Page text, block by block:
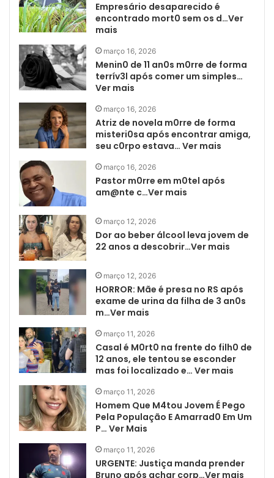
Empresário desaparecido é
encontrado mort0 sem os d…Ver
mais
março 16, 2026
Menin0 de 11 an0s m0rre de forma
terrív3l após comer um simples…
Ver mais
março 16, 2026
Atriz de novela m0rre de forma
misteri0sa após encontrar amiga,
seu c0rpo estava… Ver mais
março 16, 2026
Pastor m0rre em m0tel após
am@nte c…Ver mais
março 12, 2026
Dor ao beber álcool leva jovem de
22 anos a descobrir…Ver mais
março 12, 2026
HORROR: Mãe é presa no RS após
exame de urina da filha de 3 an0s
m…Ver mais
março 11, 2026
Casal é M0rt0 na frente do filh0 de
12 anos, ele tentou se esconder
mas foi localizado e… Ver mais
março 11, 2026
Homem Que M4tou Jovem É Pego
Pela População E Amarrad0 Em Um
P… Ver Mais
março 11, 2026
URGENTE: Justiça manda prender
Bruno após achar corp…Ver mais